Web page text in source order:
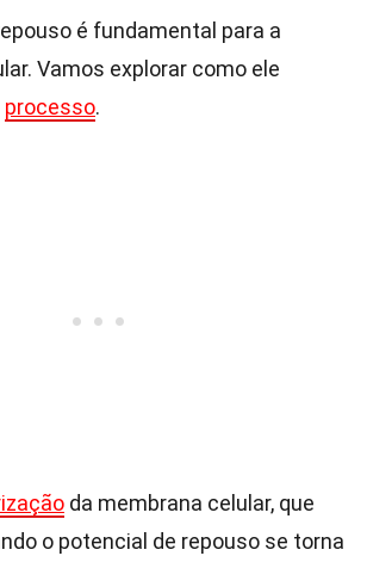
é fundamental para a
Vamos explorar como ele
processo.
da membrana celular, que
o potencial de repouso se torna